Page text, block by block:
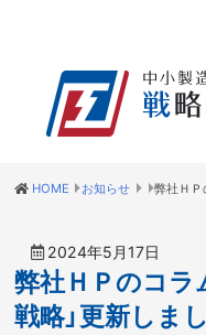
HOME お知らせ
2024年5月17日
弊社ＨＰのコラ
戦略」更新しま